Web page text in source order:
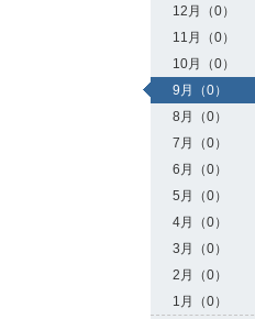
12月（0）
11月（0）
10月（0）
9月（0）
8月（0）
7月（0）
6月（0）
5月（0）
4月（0）
3月（0）
2月（0）
1月（0）